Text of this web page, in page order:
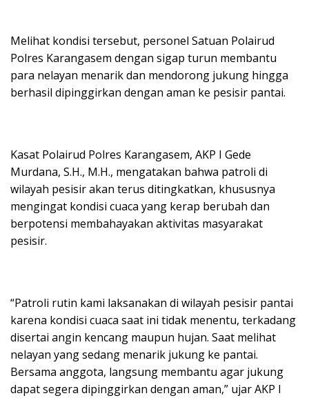
Melihat kondisi tersebut, personel Satuan Polairud
Polres Karangasem dengan sigap turun membantu
para nelayan menarik dan mendorong jukung hingga
berhasil dipinggirkan dengan aman ke pesisir pantai.
Kasat Polairud Polres Karangasem, AKP I Gede
Murdana, S.H., M.H., mengatakan bahwa patroli di
wilayah pesisir akan terus ditingkatkan, khususnya
mengingat kondisi cuaca yang kerap berubah dan
berpotensi membahayakan aktivitas masyarakat
pesisir.
“Patroli rutin kami laksanakan di wilayah pesisir pantai
karena kondisi cuaca saat ini tidak menentu, terkadang
disertai angin kencang maupun hujan. Saat melihat
nelayan yang sedang menarik jukung ke pantai.
Bersama anggota, langsung membantu agar jukung
dapat segera dipinggirkan dengan aman,” ujar AKP I